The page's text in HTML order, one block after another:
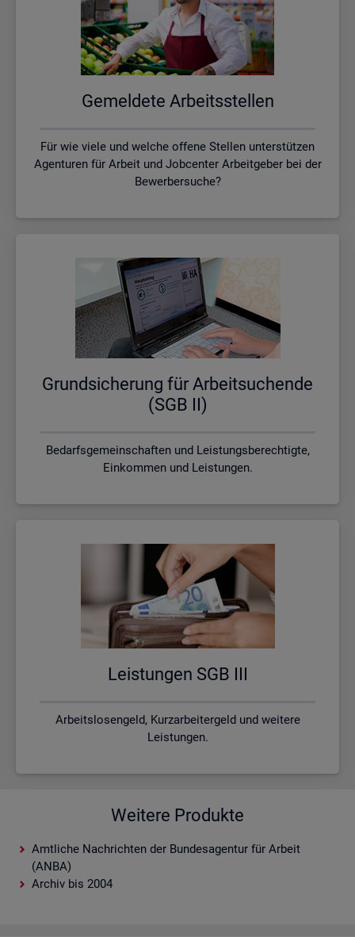
Ge­mel­de­te Ar­beits­stel­len
Für wie viele und welche offene Stellen unterstützen
Agenturen für Arbeit und Jobcenter Arbeitgeber bei der
Bewerbersuche?
Grund­si­che­rung für Ar­beit­su­chen­de
(SGB II)
Bedarfsgemeinschaften und Leistungsberechtigte,
Einkommen und Leistungen.
Leis­tun­gen SGB III
Arbeitslosengeld, Kurzarbeitergeld und weitere
Leistungen.
Weitere Produkte
Amtliche Nachrichten der Bundesagentur für Arbeit
(ANBA)
Archiv bis 2004